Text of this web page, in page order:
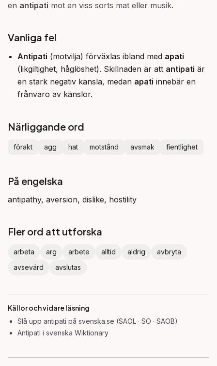
en antipati mot en viss sorts mat eller musik.
Vanliga fel
Antipati (motvilja) förväxlas ibland med apati
(likgiltighet, håglöshet). Skillnaden är att antipati är
en stark negativ känsla, medan apati innebär en
frånvaro av känslor.
Närliggande ord
förakt agg hat motstånd avsmak fientlighet
På engelska
antipathy, aversion, dislike, hostility
Fler ord att utforska
arbeta arg arbete alltid aldrig
avbryta
avsevärd
avslutas
Källor och vidare läsning
Slå upp antipati på svenska.se (SAOL · SO · SAOB)
Antipati i svenska Wiktionary